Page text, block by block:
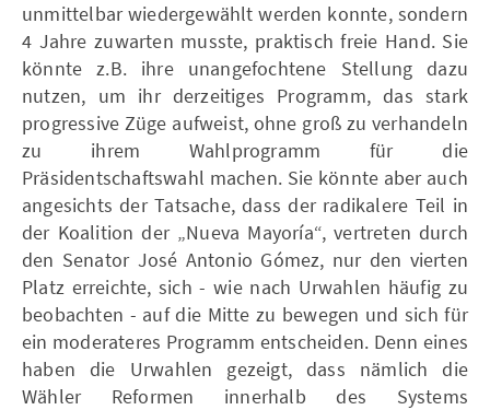
unmittelbar wiedergewählt werden konnte, sondern
4 Jahre zuwarten musste, praktisch freie Hand. Sie
könnte z.B. ihre unangefochtene Stellung dazu
nutzen, um ihr derzeitiges Programm, das stark
progressive Züge aufweist, ohne groß zu verhandeln
zu ihrem Wahlprogramm für die
Präsidentschaftswahl machen. Sie könnte aber auch
angesichts der Tatsache, dass der radikalere Teil in
der Koalition der „Nueva Mayoría“, vertreten durch
den Senator José Antonio Gómez, nur den vierten
Platz erreichte, sich - wie nach Urwahlen häufig zu
beobachten - auf die Mitte zu bewegen und sich für
ein moderateres Programm entscheiden. Denn eines
haben die Urwahlen gezeigt, dass nämlich die
Wähler Reformen innerhalb des Systems